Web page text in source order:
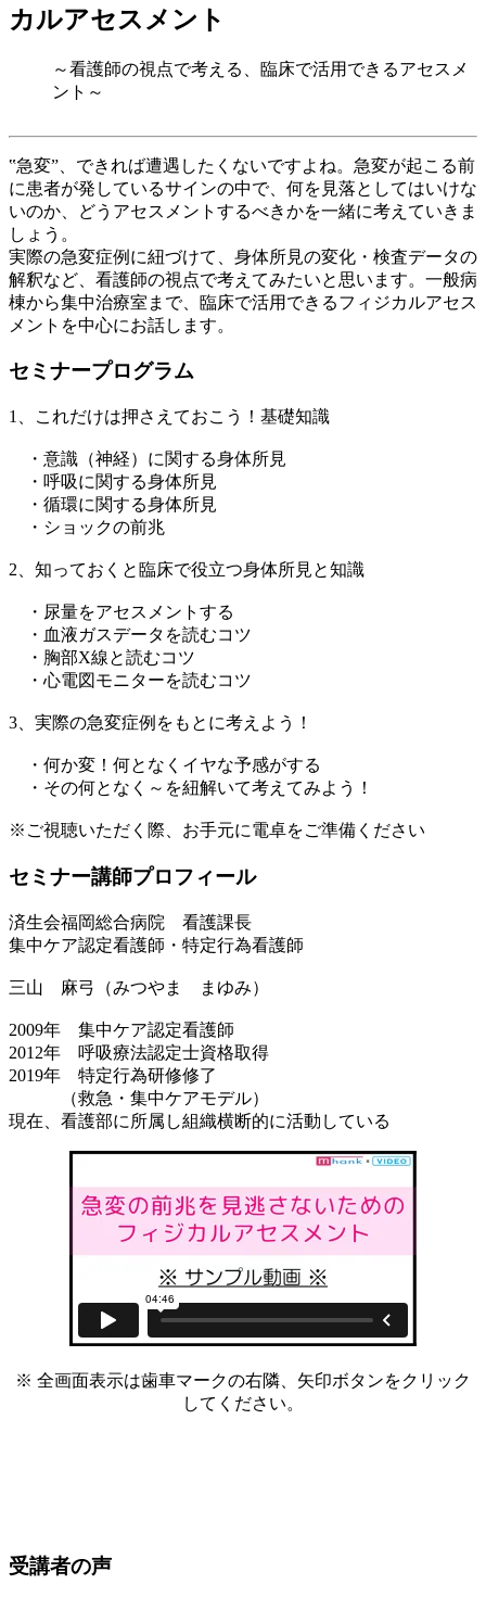
カルアセスメント
～看護師の視点で考える、臨床で活用できるアセスメ
ント～
‟急変”、できれば遭遇したくないですよね。急変が起こる前
に患者が発しているサインの中で、何を見落としてはいけな
いのか、どうアセスメントするべきかを一緒に考えていきま
しょう。
実際の急変症例に紐づけて、身体所見の変化・検査データの
解釈など、看護師の視点で考えてみたいと思います。一般病
棟から集中治療室まで、臨床で活用できるフィジカルアセス
メントを中心にお話します。
セミナープログラム
1、これだけは押さえておこう！基礎知識
・意識（神経）に関する身体所見
・呼吸に関する身体所見
・循環に関する身体所見
・ショックの前兆
2、知っておくと臨床で役立つ身体所見と知識
・尿量をアセスメントする
・血液ガスデータを読むコツ
・胸部X線と読むコツ
・心電図モニターを読むコツ
3、実際の急変症例をもとに考えよう！
・何か変！何となくイヤな予感がする
・その何となく～を紐解いて考えてみよう！
※ご視聴いただく際、お手元に電卓をご準備ください
セミナー講師プロフィール
済生会福岡総合病院 看護課長
集中ケア認定看護師・特定行為看護師
三山 麻弓（みつやま まゆみ）
2009年 集中ケア認定看護師
2012年 呼吸療法認定士資格取得
2019年 特定行為研修修了
（救急・集中ケアモデル）
現在、看護部に所属し組織横断的に活動している
※ 全画面表示は歯車マークの右隣、矢印ボタンをクリック
してください。
受講者の声